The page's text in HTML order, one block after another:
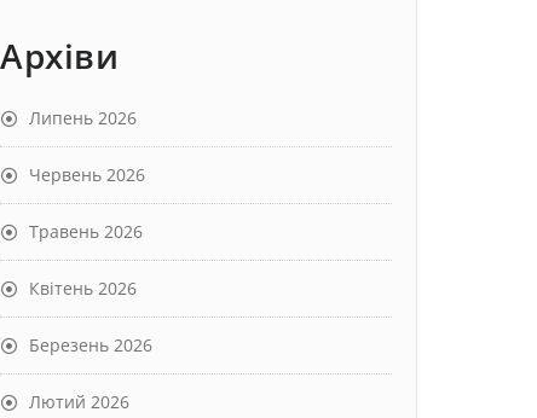
Архіви
Липень 2026
Червень 2026
Травень 2026
Квітень 2026
Березень 2026
Лютий 2026